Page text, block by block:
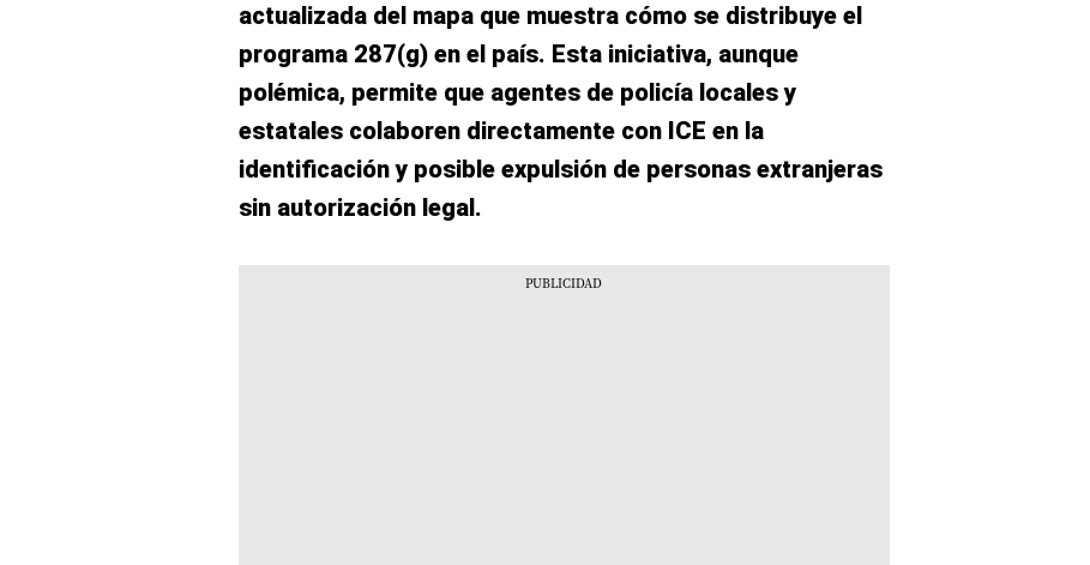
actualizada del mapa que muestra cómo se distribuye el
programa 287(g) en el país. Esta iniciativa, aunque
polémica, permite que agentes de policía locales y
estatales colaboren directamente con ICE en la
identificación y posible expulsión de personas extranjeras
sin autorización legal.